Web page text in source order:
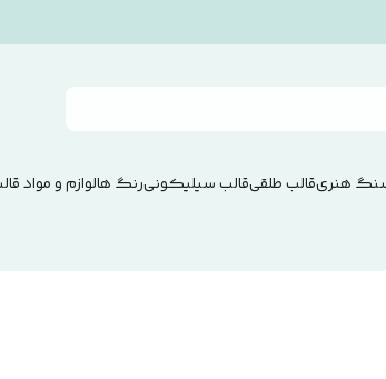
هنریقالب طلقیقالب سیلیکونیرنگ هالوازم و مواد